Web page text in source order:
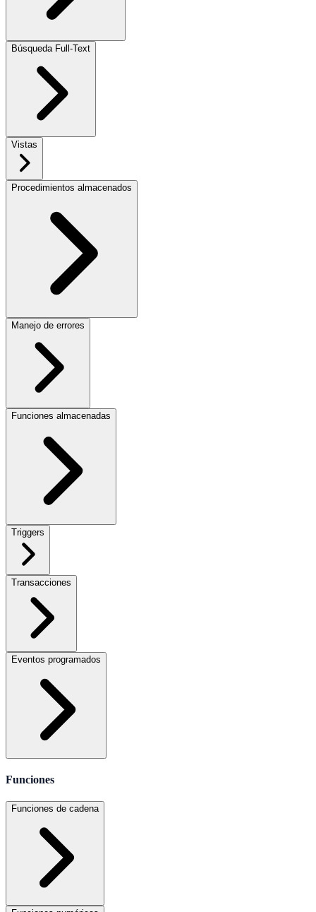
Búsqueda Full-Text
Vistas
Procedimientos almacenados
Manejo de errores
Funciones almacenadas
Triggers
Transacciones
Eventos programados
Funciones
Funciones de cadena